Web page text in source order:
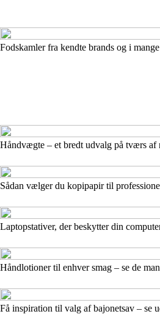
Fodskamler fra kendte brands og i
Håndvægte – et bredt udvalg på tværs af
Sådan vælger du kopipapir til
Laptopstativer, der beskytter din
Håndlotioner til enhver smag – se de
Få inspiration til valg af bajonetsav – se